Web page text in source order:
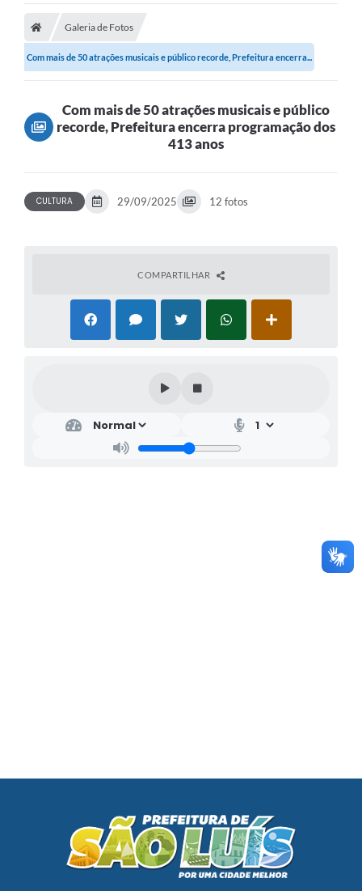
Galeria de Fotos
Com mais de 50 atrações musicais e público recorde, Prefeitura encerra...
Com mais de 50 atrações musicais e público
recorde, Prefeitura encerra programação dos
413 anos
CULTURA 29/09/2025 12 fotos
COMPARTILHAR